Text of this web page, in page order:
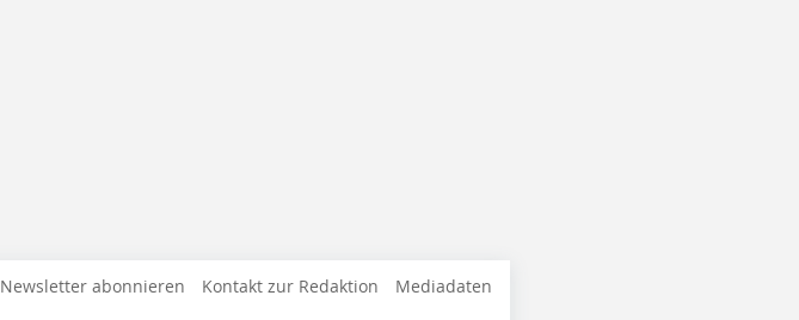
Newsletter abonnieren Kontakt zur Redaktion Mediadaten